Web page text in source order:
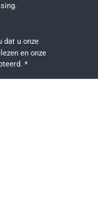
Door doorgaan te selecteren, bevestigt u dat u onze
*